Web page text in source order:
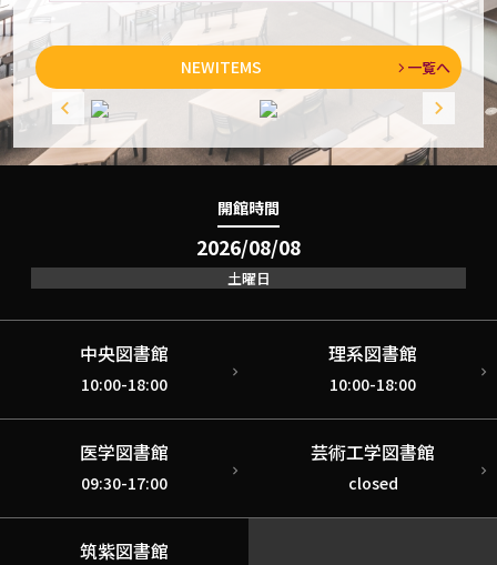
開館時間
2026/08/08
土曜日
中央図書館
10:00-18:00
理系図書館
10:00-18:00
医学図書館
09:30-17:00
芸術工学図書館
closed
筑紫図書館
NEWITEMS 一覧へ